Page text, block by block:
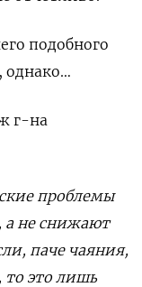
подобного
однако…
г-на
проблемы
а не снижают
паче чаяния,
то это лишь